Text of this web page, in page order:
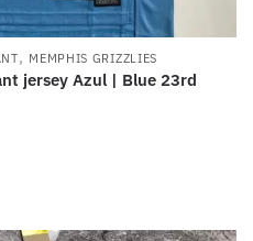
, MEMPHIS GRIZZLIES
jersey Azul | Blue 23rd